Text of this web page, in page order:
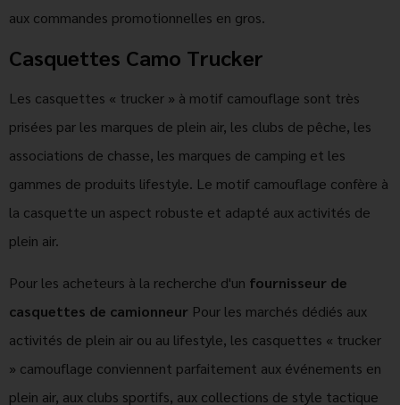
aux commandes promotionnelles en gros.
Casquettes Camo Trucker
Les casquettes « trucker » à motif camouflage sont très
prisées par les marques de plein air, les clubs de pêche, les
associations de chasse, les marques de camping et les
gammes de produits lifestyle. Le motif camouflage confère à
la casquette un aspect robuste et adapté aux activités de
plein air.
Pour les acheteurs à la recherche d'un fournisseur de
casquettes de camionneur Pour les marchés dédiés aux
activités de plein air ou au lifestyle, les casquettes « trucker
» camouflage conviennent parfaitement aux événements en
plein air, aux clubs sportifs, aux collections de style tactique